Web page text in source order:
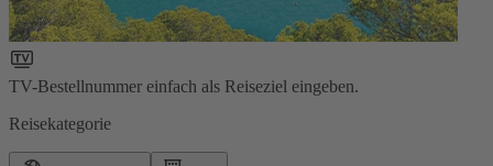
TV-Bestellnummer einfach als Reiseziel eingeben.
Reisekategorie